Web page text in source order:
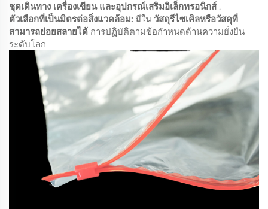
ชุดเดินทาง เครื่องเขียน และอุปกรณ์เสริมอิเล็กทรอนิกส์ .
ตัวเลือกที่เป็นมิตรต่อสิ่งแวดล้อม: มีใน วัสดุรีไซเคิลหรือวัสดุที่
สามารถย่อยสลายได้ การปฏิบัติตามข้อกำหนดด้านความยั่งยืน
ระดับโลก